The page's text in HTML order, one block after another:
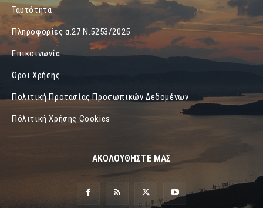
Ταυτότητα
Πληροφορίες α.27 Ν.5253/2025
Επικοινωνία
Όροι Χρήσης
Πολιτική Προτασίας Προσωπικών Δεδομένων
Πόλιτική Χρήσης Cookies
ΑΚΟΛΟΥΘΗΣΤΕ ΜΑΣ